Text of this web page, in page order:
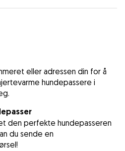
eller adressen din for å
hundepassere i
den perfekte hundepasseren
du sende en